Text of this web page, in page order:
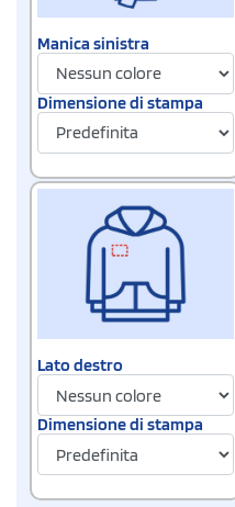
Manica sinistra
Dimensione di stampa
Lato destro
Dimensione di stampa